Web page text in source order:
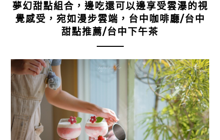
夢幻甜點組合，邊吃還可以邊享受雲瀑的視
覺感受，宛如漫步雲端，台中咖啡廳/台中
甜點推薦/台中下午茶